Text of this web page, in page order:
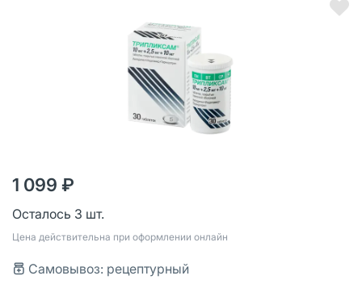
1 099 ₽
Осталось 3 шт.
Цена действительна при оформлении онлайн
Самовывоз: рецептурный